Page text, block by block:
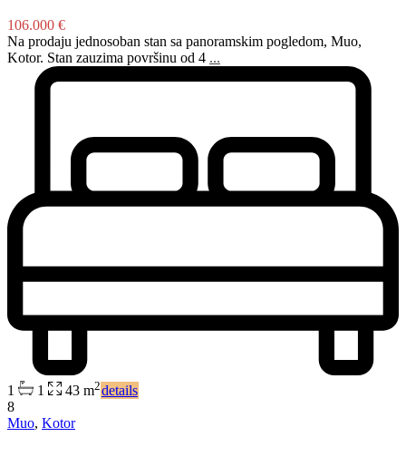
106.000 €
Na prodaju jednosoban stan sa panoramskim pogledom, Muo,
Kotor. Stan zauzima površinu od 4 ...
1 1 43 m2details
8
Muo, Kotor